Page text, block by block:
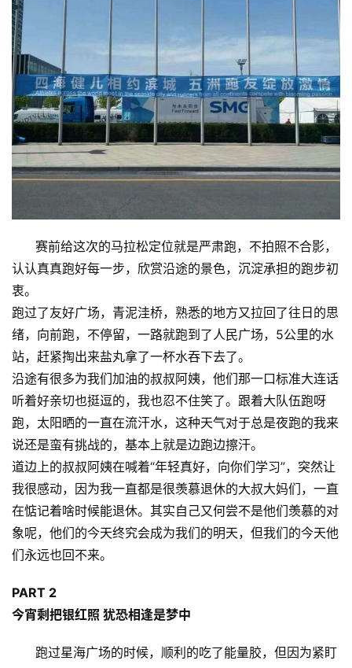
赛前给这次的马拉松定位就是严肃跑，不拍照不合影，
认认真真跑好每一步，欣赏沿途的景色，沉淀承担的跑步初
衷。
跑过了友好广场，青泥洼桥，熟悉的地方又拉回了往日的思
绪，向前跑，不停留，一路就跑到了人民广场，5公里的水
站，赶紧掏出来盐丸拿了一杯水吞下去了。
沿途有很多为我们加油的叔叔阿姨，他们那一口标准大连话
听着好亲切也挺逗的，我也忍不住笑了。跟着大队伍跑呀
跑，太阳晒的一直在流汗水，这种天气对于总是夜跑的我来
说还是蛮有挑战的，基本上就是边跑边擦汗。
道边上的叔叔阿姨在喊着“年轻真好，向你们学习”，突然让
我很感动，因为我一直都是很羡慕退休的大叔大妈们，一直
在惦记着啥时候能退休。其实自己又何尝不是他们羡慕的对
象呢，他们的今天终究会成为我们的明天，但我们的今天他
们永远也回不来。
PART 2
今宵剩把银红照 犹恐相逢是梦中
跑过星海广场的时候，顺利的吃了能量胶，但因为紧盯